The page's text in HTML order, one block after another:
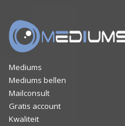
Mediums
Mediums bellen
Mailconsult
Gratis account
Kwaliteit